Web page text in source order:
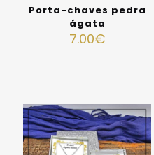
Porta-chaves pedra
ágata
7.00€